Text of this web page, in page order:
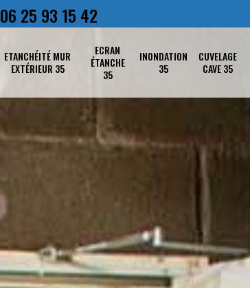
06 25 93 15 42
ETANCHÉITÉ MUR
EXTÉRIEUR 35
ECRAN
ÉTANCHE
35
INONDATION
35
CUVELAGE
CAVE 35